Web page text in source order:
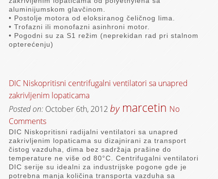
aluminijumskom glavčinom.
• Postolje motora od eloksiranog čeličnog lima.
• Trofazni ili monofazni asinhroni motor.
• Pogodni su za S1 režim (neprekidan rad pri stalnom
opterećenju)
DIC Niskopritisni centrifugalni ventilatori sa unapred
zakrivljenim lopaticama
Posted on: October 6th, 2012 by marcetin No
Comments
DIC Niskopritisni radijalni ventilatori sa unapred
zakrivljenim lopaticama su dizajnirani za transport
čistog vazduha, dima bez sadržaja prašine do
temperature ne više od 80°C. Centrifugalni ventilatori
DIC serije su idealni za industrijske pogone gde je
potrebna manja količina transporta vazduha sa